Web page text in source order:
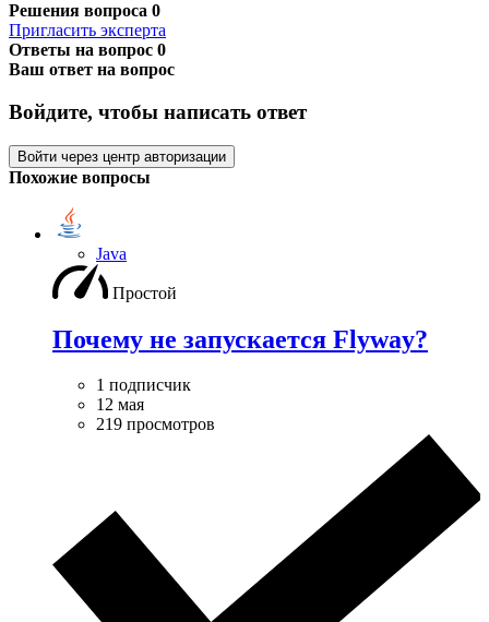
Решения вопроса 0
Пригласить эксперта
Ответы на вопрос 0
Ваш ответ на вопрос
Войдите, чтобы написать ответ
Войти через центр авторизации
Похожие вопросы
Java
Простой
Почему не запускается Flyway?
1 подписчик
12 мая
219 просмотров